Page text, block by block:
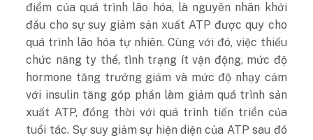
điểm của quá trình lão hóa, là nguyên nhân khởi
đầu cho sự suy giảm sản xuất ATP được quy cho
quá trình lão hóa tự nhiên. Cùng với đó, việc thiếu
chức năng ty thể, tình trạng ít vận động, mức độ
hormone tăng trưởng giảm và mức độ nhạy cảm
với insulin tăng góp phần làm giảm quá trình sản
xuất ATP, đồng thời với quá trình tiến triển của
tuổi tác. Sự suy giảm sự hiện diện của ATP sau đó